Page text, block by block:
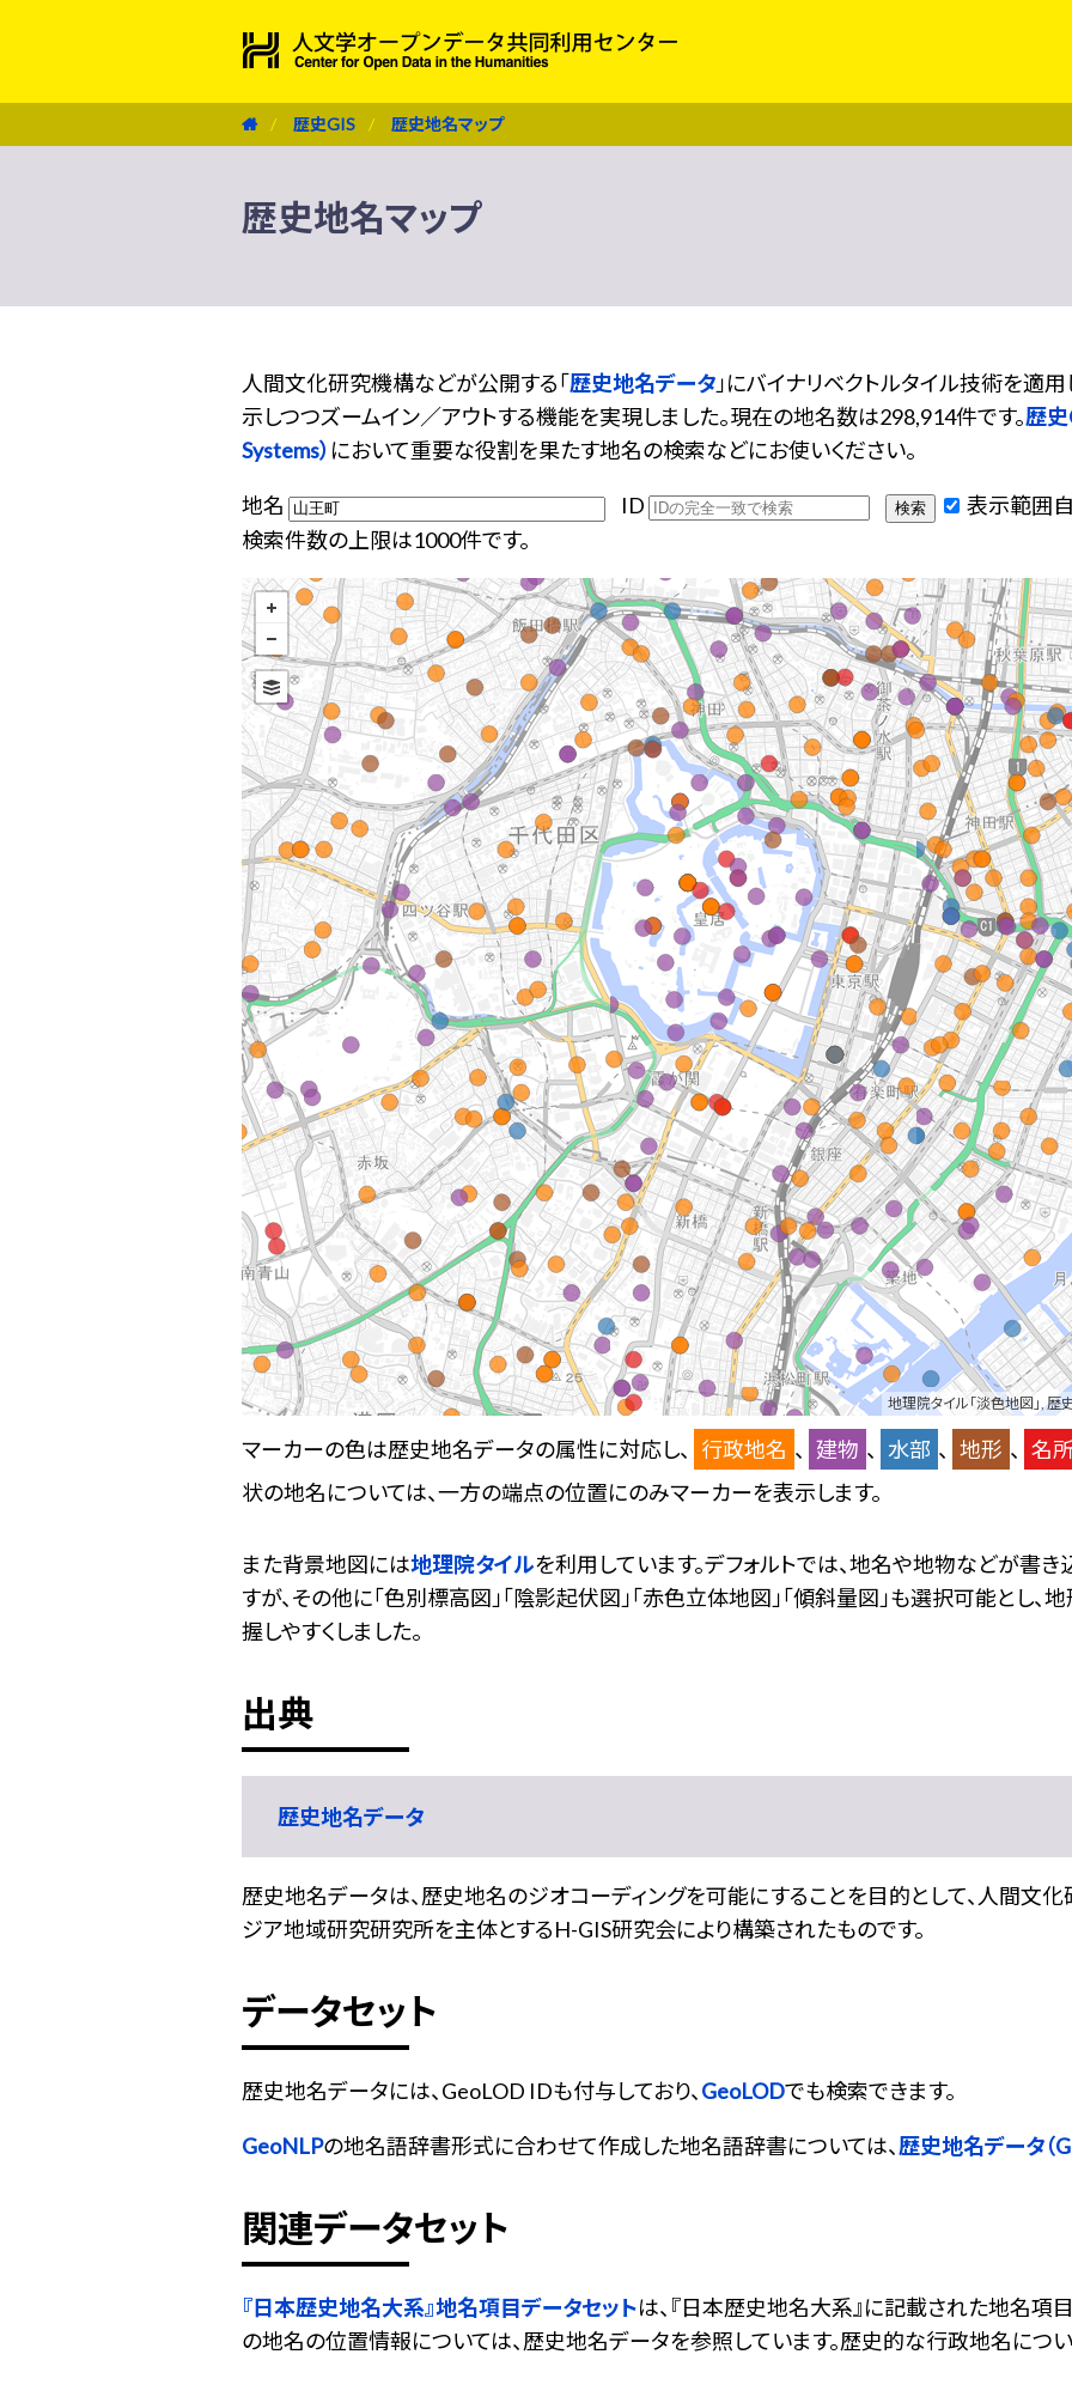
歴史GIS 歴史地名マップ
歴史地名マップ
人間文化研究機構などが公開する「歴史地名データ」にバイナリベクトルタイル技術を適
示しつつズームイン／アウトする機能を実現しました。現在の地名数は298,914件です。歴史
Systems） において重要な役割を果たす地名の検索などにお使いください。
地名 ID
表示範囲
検索件数の上限は1000件です。
地理院タイル「淡色地図」,歴
マーカーの色は歴史地名データの属性に対応し、 行政地名 、 建物 、 水部 、 地形 、 名
状の地名については、一方の端点の位置にのみマーカーを表示します。
また背景地図には地理院タイルを利用しています。デフォルトでは、地名や地物などが書き
すが、その他に「色別標高図」「陰影起伏図」「赤色立体地図」「傾斜量図」も選択可能とし
握しやすくしました。
出典
歴史地名データ
歴史地名データは、歴史地名のジオコーディングを可能にすることを目的として、人間文
ジア地域研究研究所を主体とするH-GIS研究会により構築されたものです。
データセット
歴史地名データには、GeoLOD IDも付与しており、GeoLODでも検索できます。
GeoNLPの地名語辞書形式に合わせて作成した地名語辞書については、歴史地名データ（
関連データセット
『日本歴史地名大系』地名項目データセットは、『日本歴史地名大系』に記載された地名項
の地名の位置情報については、歴史地名データを参照しています。歴史的な行政地名につい